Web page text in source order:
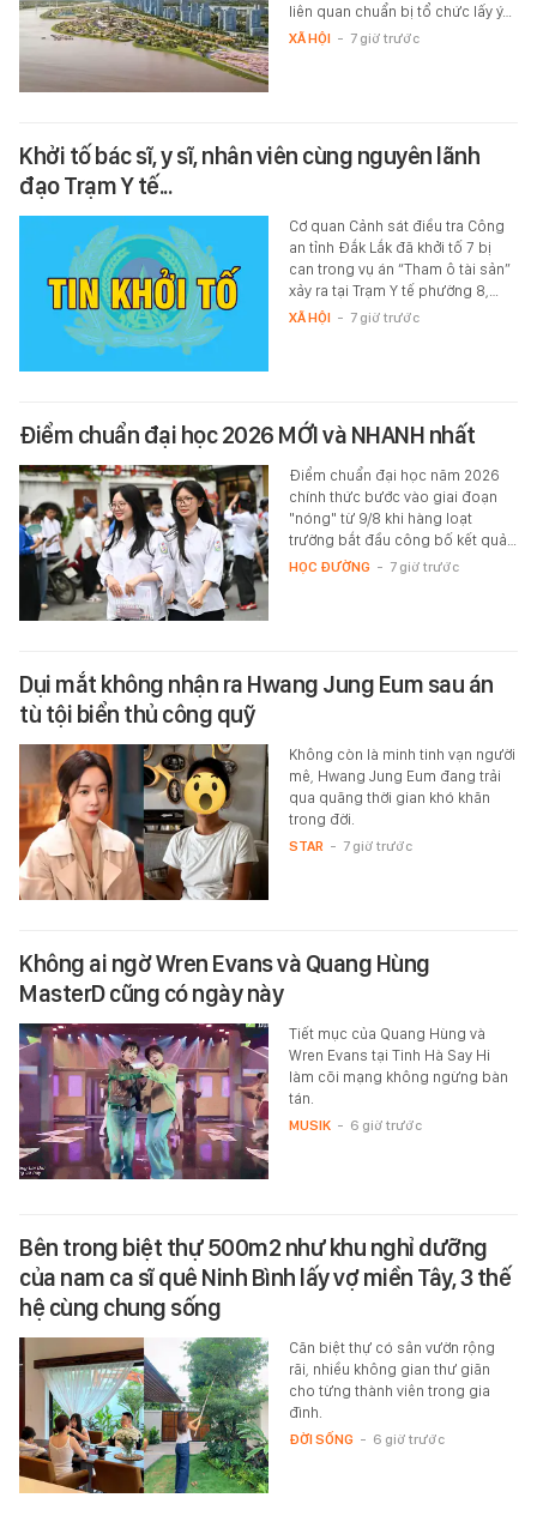
liên quan chuẩn bị tổ chức lấy ý…
XÃ HỘI - 7 giờ trước
Khởi tố bác sĩ, y sĩ, nhân viên cùng nguyên lãnh
đạo Trạm Y tế...
Cơ quan Cảnh sát điều tra Công
an tỉnh Đắk Lắk đã khởi tố 7 bị
can trong vụ án “Tham ô tài sản”
xảy ra tại Trạm Y tế phường 8,…
XÃ HỘI - 7 giờ trước
Điểm chuẩn đại học 2026 MỚI và NHANH nhất
Điểm chuẩn đại học năm 2026
chính thức bước vào giai đoạn
"nóng" từ 9/8 khi hàng loạt
trường bắt đầu công bố kết quả…
HỌC ĐƯỜNG - 7 giờ trước
Dụi mắt không nhận ra Hwang Jung Eum sau án
tù tội biển thủ công quỹ
Không còn là minh tinh vạn người
mê, Hwang Jung Eum đang trải
qua quãng thời gian khó khăn
trong đời.
STAR - 7 giờ trước
Không ai ngờ Wren Evans và Quang Hùng
MasterD cũng có ngày này
Tiết mục của Quang Hùng và
Wren Evans tại Tinh Hà Say Hi
làm cõi mạng không ngừng bàn
tán.
MUSIK - 6 giờ trước
Bên trong biệt thự 500m2 như khu nghỉ dưỡng
của nam ca sĩ quê Ninh Bình lấy vợ miền Tây, 3 thế
hệ cùng chung sống
Căn biệt thự có sân vườn rộng
rãi, nhiều không gian thư giãn
cho từng thành viên trong gia
đình.
ĐỜI SỐNG - 6 giờ trước